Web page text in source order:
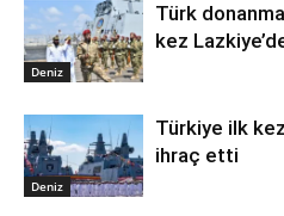
Deniz
Türk
kez
Deniz
Türkiye ilk
ihraç etti